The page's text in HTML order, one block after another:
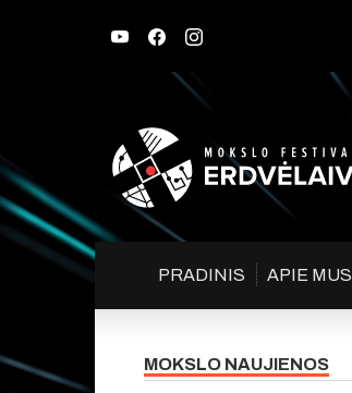
PRADINIS APIE MUS
MOKSLO NAUJIENOS